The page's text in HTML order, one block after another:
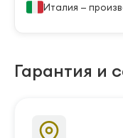
Италия —
Гарантия и